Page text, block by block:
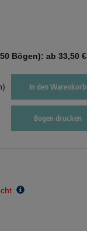
Bögen): ab 33,50 €
In den Warenkorb
Bogen drucken